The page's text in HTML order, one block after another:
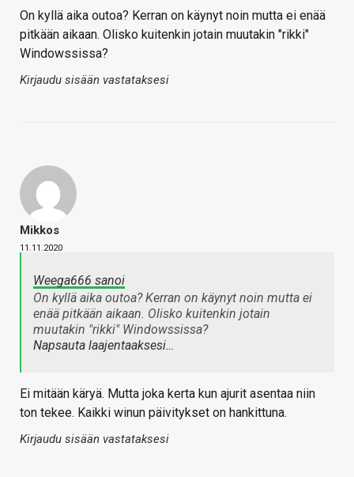
On kyllä aika outoa? Kerran on käynyt noin mutta ei enää
pitkään aikaan. Olisko kuitenkin jotain muutakin "rikki"
Windowssissa?
Kirjaudu sisään vastataksesi
Mikkos
11.11.2020
Weega666 sanoi
On kyllä aika outoa? Kerran on käynyt noin mutta ei
enää pitkään aikaan. Olisko kuitenkin jotain
muutakin "rikki" Windowssissa?
Napsauta laajentaaksesi…
Ei mitään käryä. Mutta joka kerta kun ajurit asentaa niin
ton tekee. Kaikki winun päivitykset on hankittuna.
Kirjaudu sisään vastataksesi